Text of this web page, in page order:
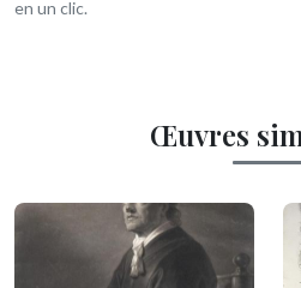
en un clic.
Œuvres